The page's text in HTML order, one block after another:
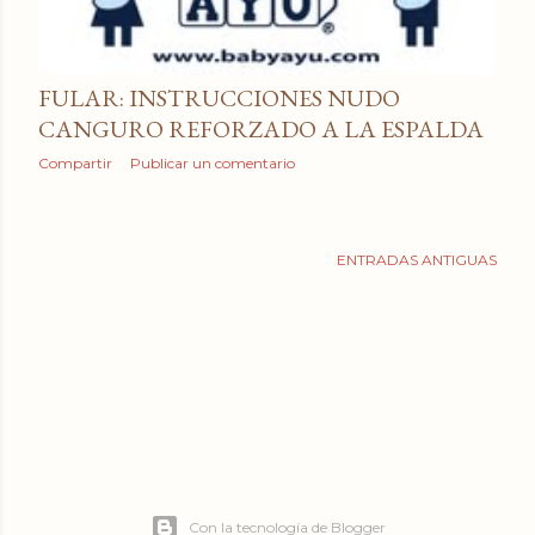
a
s
FULAR: INSTRUCCIONES NUDO
CANGURO REFORZADO A LA ESPALDA
Compartir Publicar un comentario
ENTRADAS ANTIGUAS
Con la tecnología de Blogger